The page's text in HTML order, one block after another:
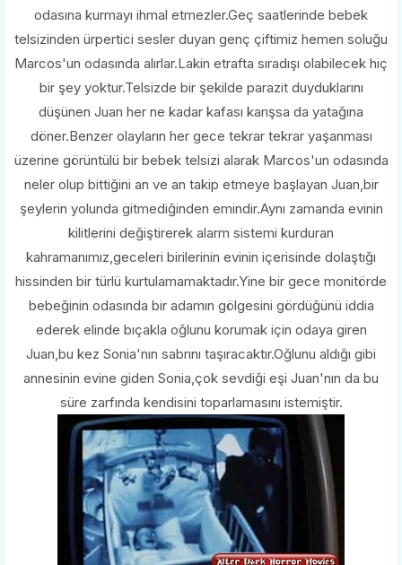
odasına kurmayı ihmal etmezler.Geç saatlerinde bebek
telsizinden ürpertici sesler duyan genç çiftimiz hemen soluğu
Marcos'un odasında alırlar.Lakin etrafta sıradışı olabilecek hiç
bir şey yoktur.Telsizde bir şekilde parazit duyduklarını
düşünen Juan her ne kadar kafası karışsa da yatağına
döner.Benzer olayların her gece tekrar tekrar yaşanması
üzerine görüntülü bir bebek telsizi alarak Marcos'un odasında
neler olup bittiğini an ve an takip etmeye başlayan Juan,bir
şeylerin yolunda gitmediğinden emindir.Aynı zamanda evinin
kilitlerini değiştirerek alarm sistemi kurduran
kahramanımız,geceleri birilerinin evinin içerisinde dolaştığı
hissinden bir türlü kurtulamamaktadır.Yine bir gece monitörde
bebeğinin odasında bir adamın gölgesini gördüğünü iddia
ederek elinde bıçakla oğlunu korumak için odaya giren
Juan,bu kez Sonia'nın sabrını taşıracaktır.Oğlunu aldığı gibi
annesinin evine giden Sonia,çok sevdiği eşi Juan'nın da bu
süre zarfında kendisini toparlamasını istemiştir.